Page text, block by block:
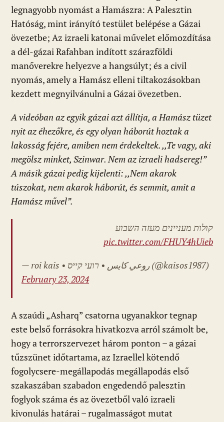
legnagyobb nyomást a Hamászra: A Palesztin
Hatóság, mint irányító testület belépése a Gázai
övezetbe; Az izraeli katonai művelet előmozdítása
a dél-gázai Rafahban indított szárazföldi
manőverekre helyezve a hangsúlyt; és a civil
nyomás, amely a Hamász elleni tiltakozásokban
kezdett megnyilvánulni a Gázai övezetben.
A videóban az egyik gázai azt állítja, a Hamász tüzet
nyit az éhezőkre, és egy olyan háborút hoztak a
lakosság fejére, amiben nem érdekeltek. ,,Te vagy, aki
megölsz minket, Szinwar. Nem az izraeli hadsereg!”
A másik gázai pedig kijelenti: ,,Nem akarok
túszokat, nem akarok háborút, és semmit, amit a
Hamász művel”.
קולות מעניינים מעזה השבוע
pic.twitter.com/FHUY4hUieb
— roi kais • روعي كايس • רועי קייס (@kaisos1987)
February 23, 2024
A szaúdi „Asharq” csatorna ugyanakkor tegnap
este belső forrásokra hivatkozva arról számolt be,
hogy a terrorszervezet három ponton – a gázai
tűzszünet időtartama, az Izraellel kötendő
fogolycsere-megállapodás megállapodás első
szakaszában szabadon engedendő palesztin
foglyok száma és az övezetből való izraeli
kivonulás határai – rugalmasságot mutat